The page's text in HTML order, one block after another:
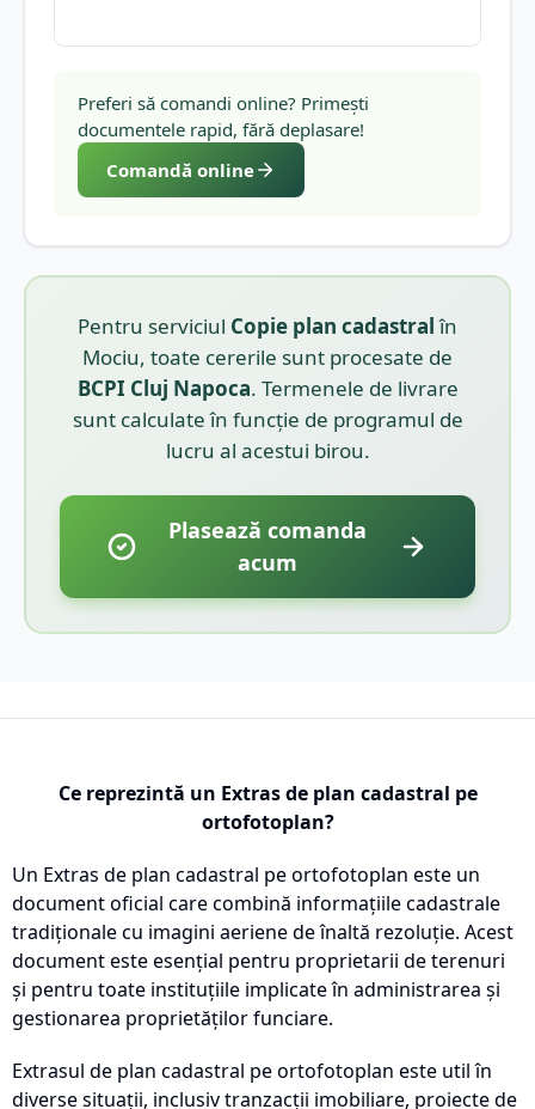
Preferi să comandi online? Primești
documentele rapid, fără deplasare!
Comandă online
Pentru serviciul Copie plan cadastralîn
Mociu, toate cererile sunt procesate de
BCPI Cluj Napoca. Termenele de livrare
sunt calculate în funcție de programul de
lucru al acestui birou.
Plasează comanda
acum
Ce reprezintă un Extras de plan cadastral pe
ortofotoplan?
Un Extras de plan cadastral pe ortofotoplan este un
document oficial care combină informațiile cadastrale
tradiționale cu imagini aeriene de înaltă rezoluție. Acest
document este esențial pentru proprietarii de terenuri
și pentru toate instituțiile implicate în administrarea și
gestionarea proprietăților funciare.
Extrasul de plan cadastral pe ortofotoplan este util în
diverse situații, inclusiv tranzacții imobiliare, proiecte de